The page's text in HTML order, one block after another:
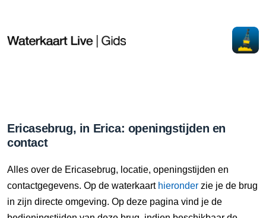
Ericasebrug, in Erica: openingstijden en
contact
Alles over de Ericasebrug, locatie, openingstijden en
contactgegevens. Op de waterkaart hieronder zie je de brug
in zijn directe omgeving. Op deze pagina vind je de